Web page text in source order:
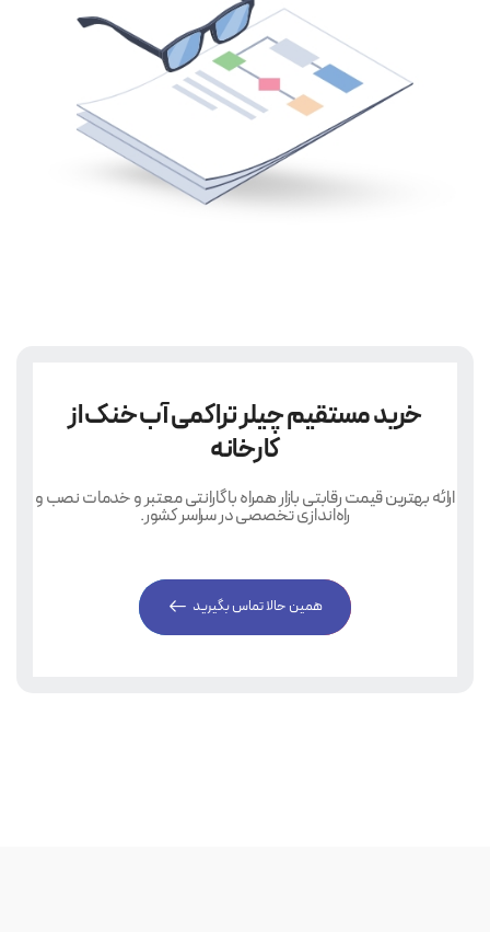
خرید مستقیم چیلر تراکمی آب خنک از
کارخانه
ارائه بهترین قیمت رقابتی بازار همراه با گارانتی معتبر و خدمات نصب و
راه‌اندازی تخصصی در سراسر کشور.
همین حالا تماس بگیرید